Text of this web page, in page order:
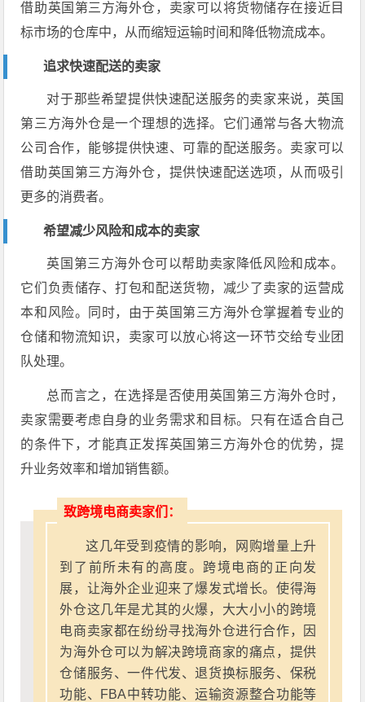
借助英国第三方海外仓，卖家可以将货物储存在接近目
标市场的仓库中，从而缩短运输时间和降低物流成本。
追求快速配送的卖家
对于那些希望提供快速配送服务的卖家来说，英国
第三方海外仓是一个理想的选择。它们通常与各大物流
公司合作，能够提供快速、可靠的配送服务。卖家可以
借助英国第三方海外仓，提供快速配送选项，从而吸引
更多的消费者。
希望减少风险和成本的卖家
英国第三方海外仓可以帮助卖家降低风险和成本。
它们负责储存、打包和配送货物，减少了卖家的运营成
本和风险。同时，由于英国第三方海外仓掌握着专业的
仓储和物流知识，卖家可以放心将这一环节交给专业团
队处理。
总而言之，在选择是否使用英国第三方海外仓时，
卖家需要考虑自身的业务需求和目标。只有在适合自己
的条件下，才能真正发挥英国第三方海外仓的优势，提
升业务效率和增加销售额。
致跨境电商卖家们：
这几年受到疫情的影响，网购增量上升
到了前所未有的高度。跨境电商的正向发
展，让海外企业迎来了爆发式增长。使得海
外仓这几年是尤其的火爆，大大小小的跨境
电商卖家都在纷纷寻找海外仓进行合作，因
为海外仓可以为解决跨境商家的痛点，提供
仓储服务、一件代发、退货换标服务、保税
功能、FBA中转功能、运输资源整合功能等